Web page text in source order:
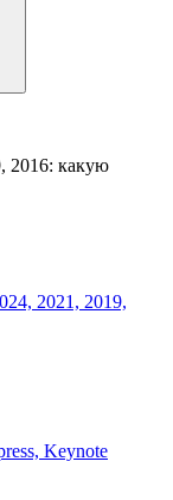
2016: какую
2021, 2019,
Keynote